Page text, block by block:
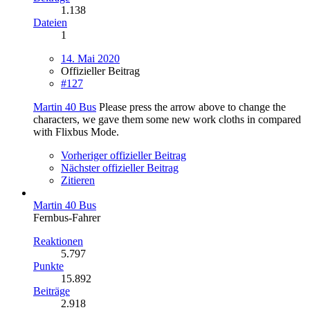
1.138
Dateien
1
14. Mai 2020
Offizieller Beitrag
#127
Martin 40 Bus Please press the arrow above to change the
characters, we gave them some new work cloths in compared
with Flixbus Mode.
Vorheriger offizieller Beitrag
Nächster offizieller Beitrag
Zitieren
Martin 40 Bus
Fernbus-Fahrer
Reaktionen
5.797
Punkte
15.892
Beiträge
2.918